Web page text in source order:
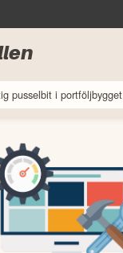
pusselbit i portföljbygget